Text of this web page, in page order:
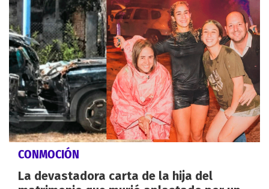
CONMOCIÓN
La devastadora carta de la hija del